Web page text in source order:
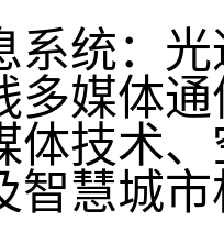
系统：
多媒体
体技术
智慧城